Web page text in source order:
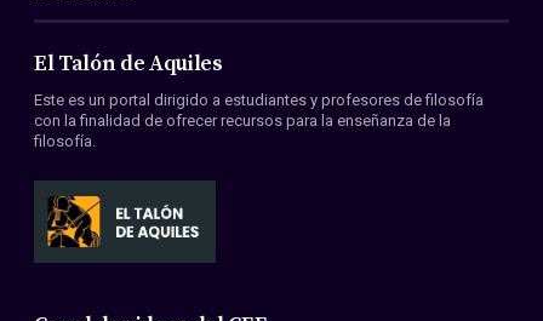
Acerca de nosotros
Miembros
Convenios
El Talón de Aquiles
Este es un portal dirigido a estudiantes y profesores de filosofía
con la finalidad de ofrecer recursos para la enseñanza de la
filosofía.